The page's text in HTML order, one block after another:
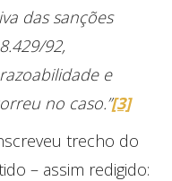
das sanções
92,
e
no caso.”[3]
trecho do
– assim redigido: